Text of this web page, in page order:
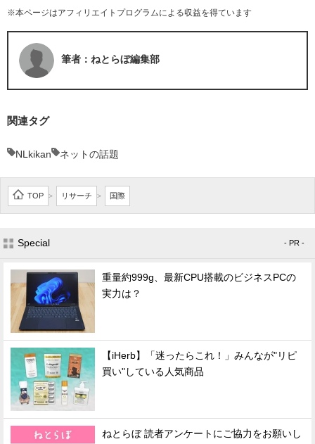
※本ページはアフィリエイトプログラムによる収益を得ています
筆者：ねとらぼ編集部
関連タグ
NLkikan ネットの話題
TOP > リサーチ > 国際
Special - PR -
重量約999g、最新CPU搭載のビジネスPCの
実力は？
【iHerb】「迷ったらこれ！」みんなが"リピ
買い"している人気商品
ねとらぼ 読者アンケートにご協力をお願いし